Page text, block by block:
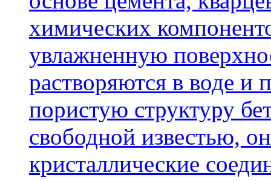
химических
увлажненную
растворяются в воде и
пористую структуру
свободной известью,
кристаллические